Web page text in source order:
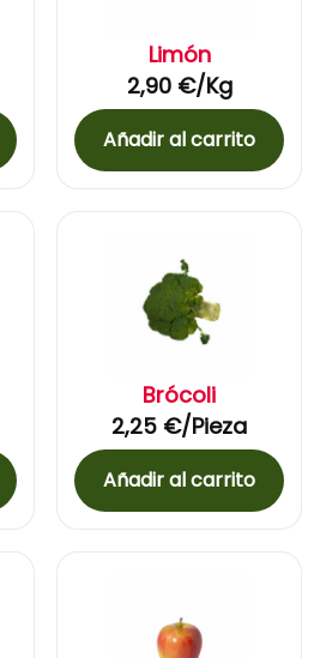
Limón
2,90 €/Kg
Añadir al carrito
Brócoli
2,25 €/Pieza
Añadir al carrito